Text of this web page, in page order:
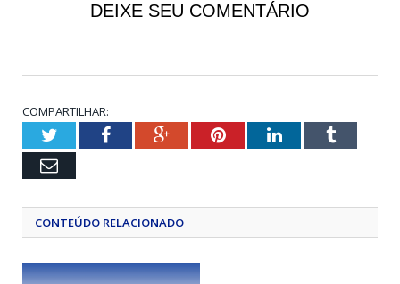
DEIXE SEU COMENTÁRIO
COMPARTILHAR:
TwitterFacebookGoogle+PinterestLinkedInTumblr
Email
CONTEÚDO RELACIONADO